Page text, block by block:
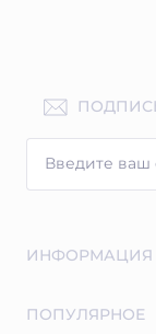
ИНФОРМАЦИЯ
ПОПУЛЯРНОЕ